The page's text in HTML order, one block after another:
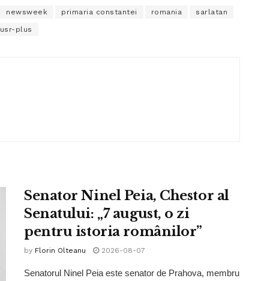
newsweek primaria constantei romania sarlatan
usr-plus
Senator Ninel Peia, Chestor al
Senatului: „7 august, o zi
pentru istoria românilor”
by Florin Olteanu 2026-08-07
Senatorul Ninel Peia este senator de Prahova, membru